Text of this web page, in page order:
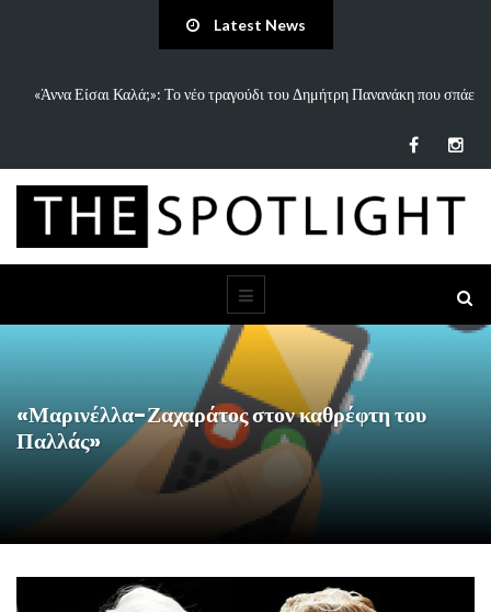
Latest News
«Άννα Είσαι Καλά;»: Το νέο τραγούδι του Δημήτρη Πανανάκη που σπάει
«Μαρινέλλα-Ζαχαράτος στον καθρέφτη του
Παλλάς»